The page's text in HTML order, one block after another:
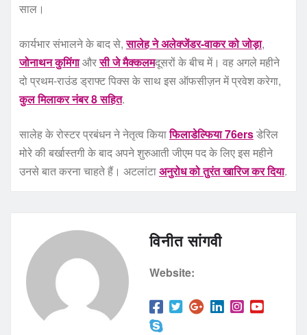
साल।
कार्यभार संभालने के बाद से,सालेह ने अलेक्जेंडर-वाकर को जोड़ा,
जोनाथन कुमिंगाऔरसी जे मैक्कलमदूसरों के बीच में। वह अगले महीने
दो प्रथम-राउंड ड्राफ्ट पिक्स के साथ इस ऑफसीज़न में प्रवेश करेगा,
कुल मिलाकर नंबर 8 सहित.
सालेह के रोस्टर प्रबंधन ने नेतृत्व कियाफिलाडेल्फिया 76ersडेरिल
मोरे की बर्खास्तगी के बाद अपने शुरुआती जीएम पद के लिए इस महीने
उनसे बात करना चाहते हैं। अटलांटाअनुरोध को तुरंत खारिज कर दिया.
विनीत सांगवी
Website: